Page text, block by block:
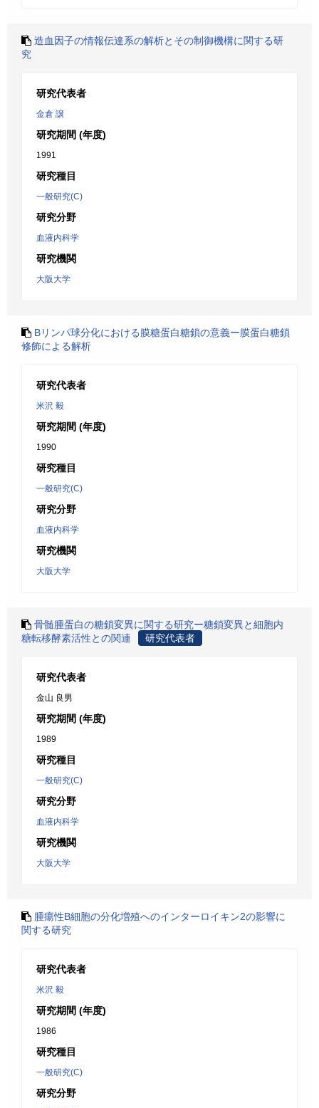
造血因子の情報伝達系の解析とその制御機構に関する研
究
研究代表者
金倉 譲
研究期間 (年度)
1991
研究種目
一般研究(C)
研究分野
血液内科学
研究機関
大阪大学
Bリンパ球分化における膜糖蛋白糖鎖の意義ー膜蛋白糖鎖
修飾による解析
研究代表者
米沢 毅
研究期間 (年度)
1990
研究種目
一般研究(C)
研究分野
血液内科学
研究機関
大阪大学
骨髄腫蛋白の糖鎖変異に関する研究ー糖鎖変異と細胞内
糖転移酵素活性との関連
研究代表者
研究代表者
金山 良男
研究期間 (年度)
1989
研究種目
一般研究(C)
研究分野
血液内科学
研究機関
大阪大学
腫瘍性B細胞の分化増殖へのインターロイキン2の影響に
関する研究
研究代表者
米沢 毅
研究期間 (年度)
1986
研究種目
一般研究(C)
研究分野